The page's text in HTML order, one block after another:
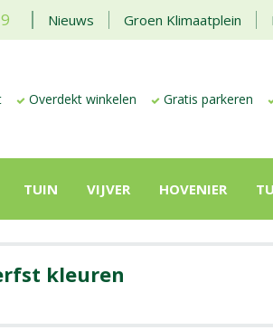
Nieuws Groen Klimaatplein
Overdekt winkelen Gratis parkeren
TUIN VIJVER HOVENIER
kleuren